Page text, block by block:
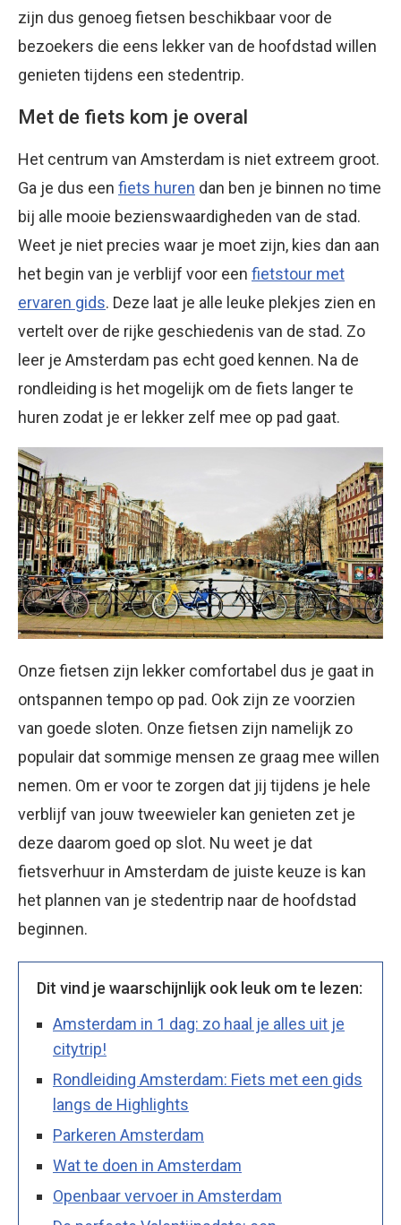
zijn dus genoeg fietsen beschikbaar voor de
bezoekers die eens lekker van de hoofdstad willen
genieten tijdens een stedentrip.
Met de fiets kom je overal
Het centrum van Amsterdam is niet extreem groot.
Ga je dus een fiets huren dan ben je binnen no time
bij alle mooie bezienswaardigheden van de stad.
Weet je niet precies waar je moet zijn, kies dan aan
het begin van je verblijf voor een fietstour met
ervaren gids. Deze laat je alle leuke plekjes zien en
vertelt over de rijke geschiedenis van de stad. Zo
leer je Amsterdam pas echt goed kennen. Na de
rondleiding is het mogelijk om de fiets langer te
huren zodat je er lekker zelf mee op pad gaat.
Onze fietsen zijn lekker comfortabel dus je gaat in
ontspannen tempo op pad. Ook zijn ze voorzien
van goede sloten. Onze fietsen zijn namelijk zo
populair dat sommige mensen ze graag mee willen
nemen. Om er voor te zorgen dat jij tijdens je hele
verblijf van jouw tweewieler kan genieten zet je
deze daarom goed op slot. Nu weet je dat
fietsverhuur in Amsterdam de juiste keuze is kan
het plannen van je stedentrip naar de hoofdstad
beginnen.
Dit vind je waarschijnlijk ook leuk om te lezen:
Amsterdam in 1 dag: zo haal je alles uit je
citytrip!
Rondleiding Amsterdam: Fiets met een gids
langs de Highlights
Parkeren Amsterdam
Wat te doen in Amsterdam
Openbaar vervoer in Amsterdam